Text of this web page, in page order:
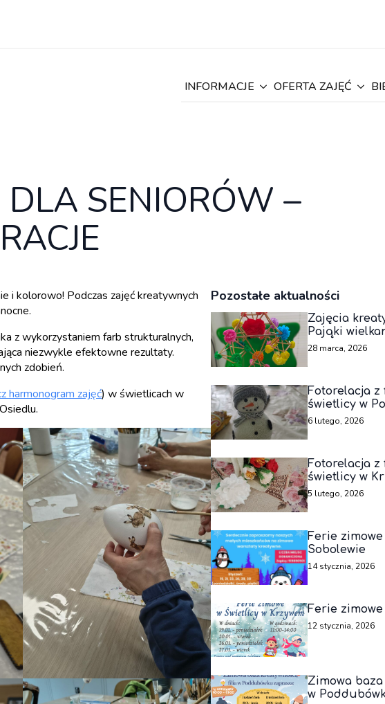
INFORMACJE OFERTA ZAJĘĆ
SENIORÓW –
i kolorowo! Podczas zajęć kreatywnych
z wykorzystaniem farb strukturalnych,
niezwykle efektowne rezultaty.
zdobień.
harmonogram zajęć) w świetlicach w
Pozostałe aktualności
Zajęcia
Pająki
28 marca, 2026
Fotorelacja z
świetlicy w
6 lutego, 2026
Fotorelacja z
świetlicy w
5 lutego, 2026
Ferie
Sobolewie
14 stycznia, 2026
Ferie
12 stycznia, 2026
Zimowa
w